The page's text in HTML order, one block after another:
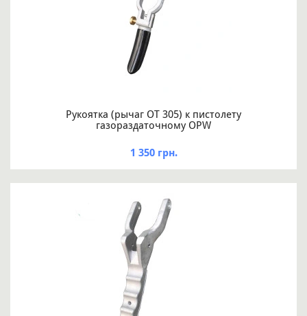
Рукоятка (рычаг ОТ 305) к пистолету
газораздаточному OPW
1 350 грн.